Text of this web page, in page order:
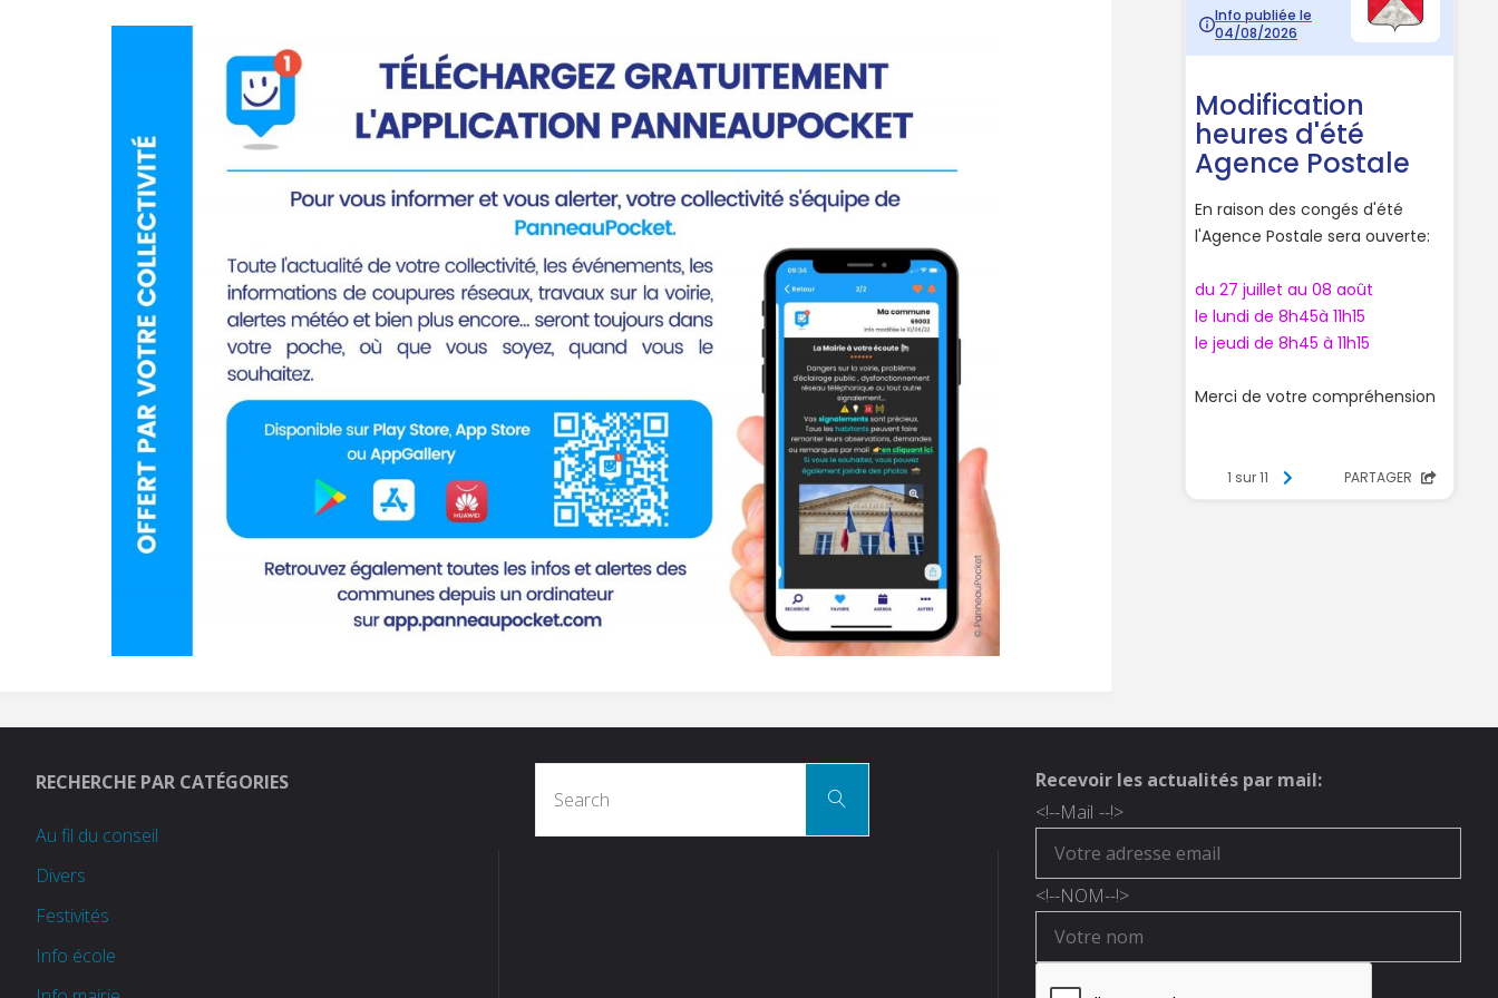
RECHERCHE PAR CATÉGORIES
Au fil du conseil
Divers
Festivités
Info école
Search
Recevoir les actualités par mail:
<!--Mail --!>
<!--NOM--!>